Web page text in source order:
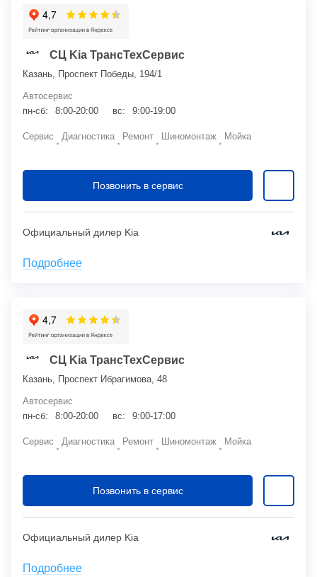
СЦ Kia ТрансТехСервис
Казань, Проспект Победы, 194/1
Автосервис
пн-сб:
8:00-20:00 вс: 9:00-19:00
Сервис Диагностика Ремонт Шиномонтаж Мойка
Позвонить в сервис
Официальный дилер Kia
Подробнее
СЦ Kia ТрансТехСервис
Казань, Проспект Ибрагимова, 48
Автосервис
пн-сб:
8:00-20:00 вс: 9:00-17:00
Сервис Диагностика Ремонт Шиномонтаж Мойка
Позвонить в сервис
Официальный дилер Kia
Подробнее